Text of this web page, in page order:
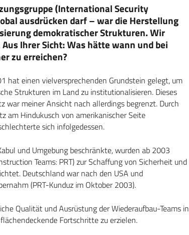
(International Security
ausdrücken darf – war die Herstellung
demokratischer Strukturen. Wir
Ihrer Sicht: Was hätte wann und bei
zu erreichen?
hat einen vielversprechenden Grundstein gelegt, um
Strukturen im Land zu institutionalisieren. Dieses
war meiner Ansicht nach allerdings begrenzt. Durch
am Hindukusch von amerikanischer Seite
sich infolgedessen.
und Umgebung beschränkte, wurden ab 2003
Teams: PRT) zur Schaffung von Sicherheit und
Deutschland war nach den USA und
(PRT-Kunduz im Oktober 2003).
Qualität und Ausrüstung der Wiederaufbau-Teams in
Fortschritte zu erzielen.